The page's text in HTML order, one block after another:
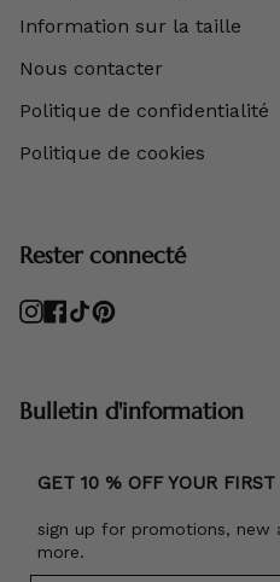
Information sur la taille
Nous contacter
Politique de confidentialité
Politique de cookies
Rester connecté
Instagram
Facebook
TikTokPinterest
Bulletin d'information
GET 10 % OFF YOUR FIRST
sign up for promotions, new
more.